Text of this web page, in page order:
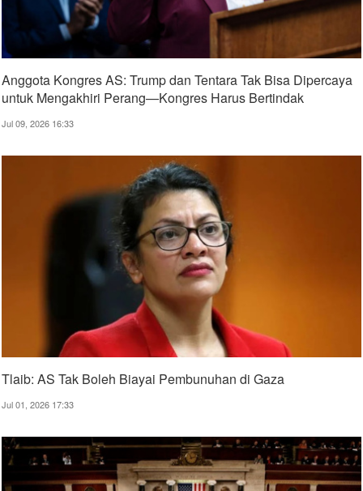
Anggota Kongres AS: Trump dan Tentara Tak Bisa Dipercaya
untuk Mengakhiri Perang—Kongres Harus Bertindak
Jul 09, 2026 16:33
Tlaib: AS Tak Boleh Biayai Pembunuhan di Gaza
Jul 01, 2026 17:33